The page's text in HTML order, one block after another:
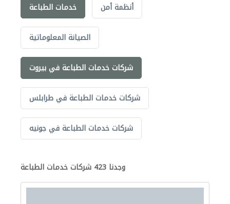
خدمات الطباعة أنظمة أمن
الصيانة المعلوماتية
شركات خدمات الطباعة في بيروت
شركات خدمات الطباعة في طرابلس
شركات خدمات الطباعة في جونيه
وجدنا 423 شركات خدمات الطباعة